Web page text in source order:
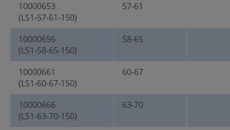
10000653
(LS1-57-61-150)
57-61
10000656
(LS1-58-65-150)
58-65
10000661
(LS1-60-67-150)
60-67
10000666
(LS1-63-70-150)
63-70